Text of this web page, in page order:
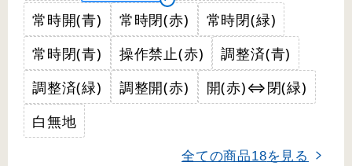
常時開(青)
常時閉(赤)
常時閉(緑)
常時閉(青)
操作禁止(赤)
調整済(青)
調整済(緑)
調整開(赤)
開(赤)⇔閉(緑)
白無地
全ての商品18を見る